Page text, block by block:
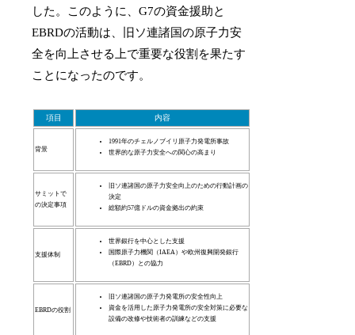
した。このように、G7の資金援助と
EBRDの活動は、旧ソ連諸国の原子力安
全を向上させる上で重要な役割を果たす
ことになったのです。
項目 内容
背景
1991年のチェルノブイリ原子力発電所事故
世界的な原子力安全への関心の高まり
サミットで
の決定事項
旧ソ連諸国の原子力安全向上のための行動計画の
決定
総額約57億ドルの資金拠出の約束
支援体制
世界銀行を中心とした支援
国際原子力機関（IAEA）や欧州復興開発銀行
（EBRD）との協力
EBRDの役割
旧ソ連諸国の原子力発電所の安全性向上
資金を活用した原子力発電所の安全対策に必要な
設備の改修や技術者の訓練などの支援